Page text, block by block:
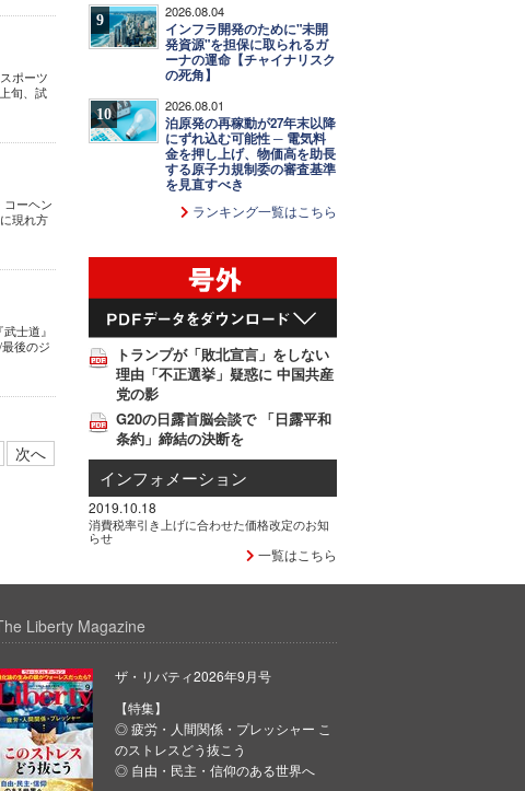
ポーツ
旬、試
ーヘン
現れ方
士道』
後のジ
次へ
9 2026.08.04
インフラ開発のために"未開
発資源"を担保に取られるガ
ーナの運命【チャイナリスク
の死角】
10 2026.08.01
泊原発の再稼動が27年末以降
にずれ込む可能性 ─ 電気料
金を押し上げ、物価高を助長
する原子力規制委の審査基準
を見直すべき
ランキング一覧はこちら
トランプが「敗北宣言」をしない
理由「不正選挙」疑惑に 中国共産
党の影
G20の日露首脳会談で 「日露平和
条約」締結の決断を
インフォメーション
2019.10.18
消費税率引き上げに合わせた価格改定のお知
らせ
一覧はこちら
Liberty Magazine
ザ・リバティ2026年9月号
【特集】
◎ 疲労・人間関係・プレッシャー こ
のストレスどう抜こう
◎ 自由・民主・信仰のある世界へ